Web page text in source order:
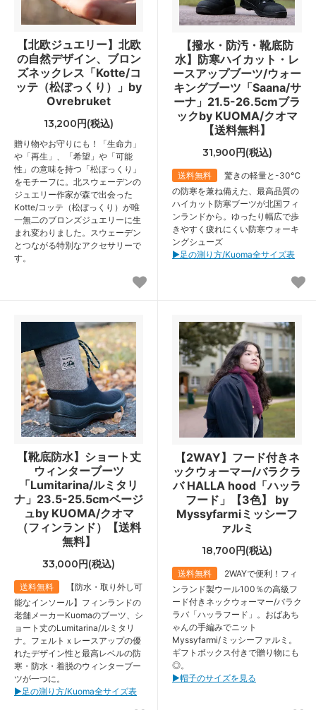
【北欧ジュエリー】北欧
の自然デザイン、ブロン
ズネックレス「Kotte/コ
ッテ（松ぼっくり）」by
Ovrebruket
13,200円(税込)
贈り物やお守りにも！「生命力」
や「再生」、「希望」や「可能
性」の意味を持つ「松ぼっくり」
をモチーフに。北スウェーデンの
ジュエリー作家が森で出会った
Kotte/コッテ（松ぼっくり）が唯
一無二のブロンズジュエリーに生
まれ変わりました。スウェーデン
とつながる特別なアクセサリーで
す。
【撥水・防汚・靴底防
水】防寒ハイカット・レ
ースアップブーツ/ウォー
キングブーツ「Saana/サ
ーナ」21.5-26.5cmブラ
ックby KUOMA/クオマ
【送料無料】
31,900円(税込)
送料無料
驚きの軽量と-30℃
の防寒を兼ね備えた、最高品質の
ハイカット防寒ブーツが北国フィ
ンランドから。ゆったり幅広で歩
きやすく疲れにくい防寒ウォーキ
ングシューズ
▶︎足の測り方/Kuoma全サイズ表
【靴底防水】ショート丈
ウィンターブーツ
「Lumitarina/ルミタリ
ナ」23.5-25.5cmベージ
ュby KUOMA/クオマ
（フィンランド）【送料
無料】
33,000円(税込)
送料無料
【防水・取り外し可
能なインソール】フィンランドの
老舗メーカーKuomaのブーツ、シ
ョート丈のLumitarina/ルミタリ
ナ。フェルトｘレースアップの優
れたデザイン性と最高レベルの防
寒・防水・着脱のウィンターブー
ツが一つに。
▶︎足の測り方/Kuoma全サイズ表
【2WAY】フード付きネ
ックウォーマー/バラクラ
バ HALLA hood「ハッラ
フード」【3色】 by
Myssyfarmiミッシーフ
ァルミ
18,700円(税込)
送料無料
2WAYで便利！フィ
ンランド製ウール100％の高級フ
ード付きネックウォーマー/バラク
ラバ「ハッラフード」。おばあち
ゃんの手編みでニット
Myssyfarmi/ミッシーファルミ。
ギフトボックス付きで贈り物にも
◎。
▶︎帽子のサイズを見る